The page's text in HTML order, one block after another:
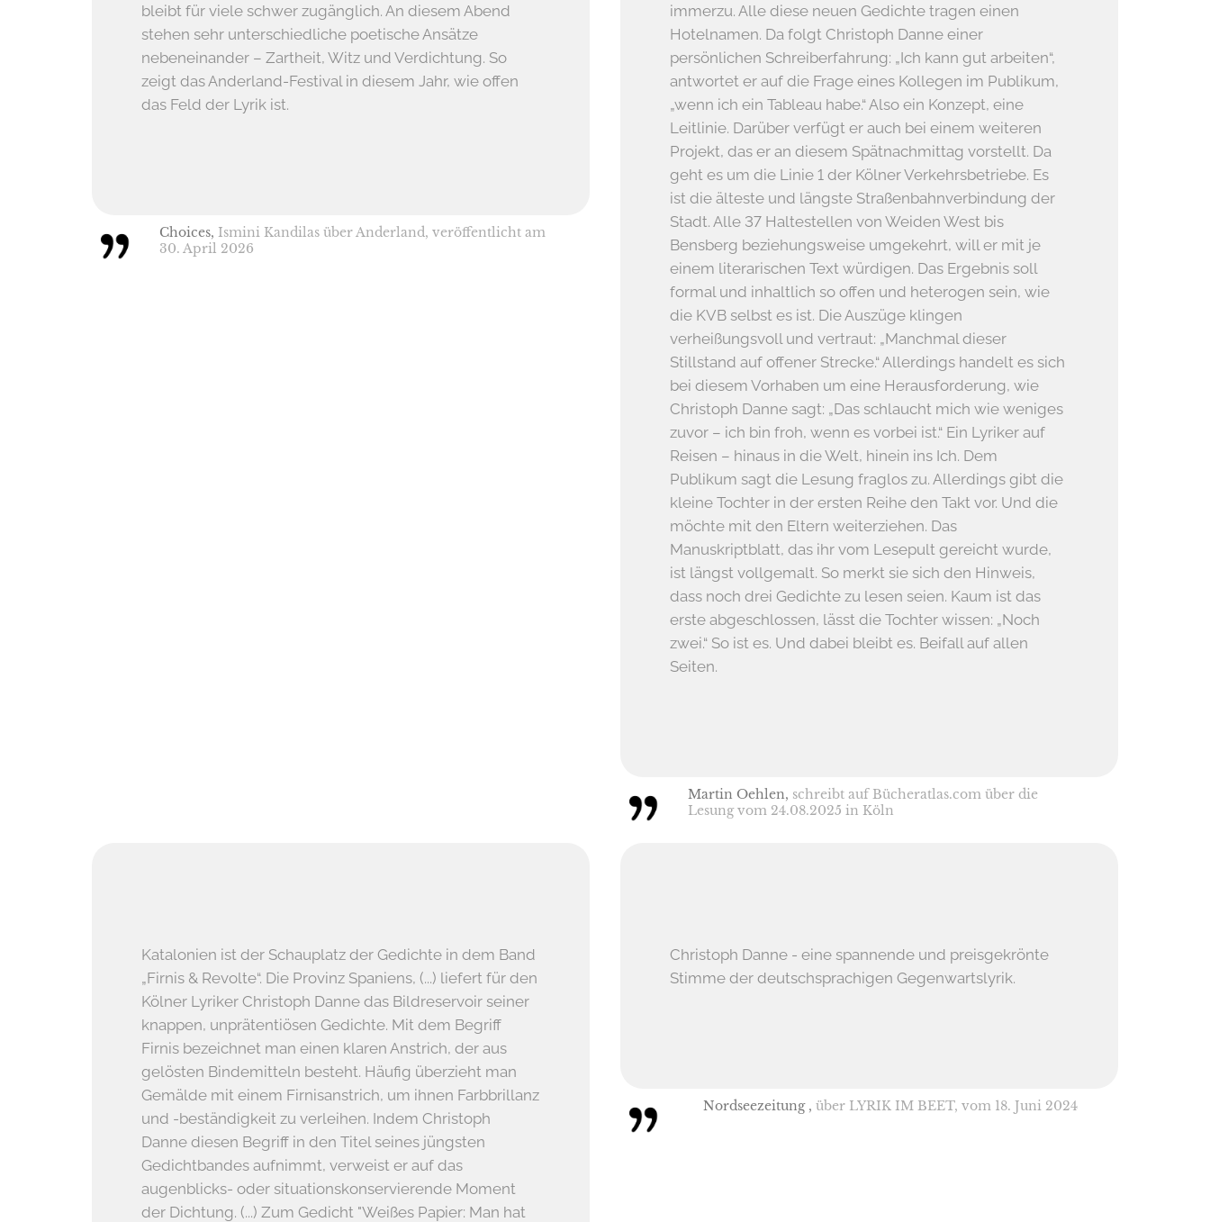
bleibt für viele schwer zugänglich. An diesem Abend
stehen sehr unterschiedliche poetische Ansätze
nebeneinander – Zartheit, Witz und Verdichtung. So
zeigt das Anderland-Festival in diesem Jahr, wie offen
das Feld der Lyrik ist.
Choices, Ismini Kandilas über Anderland, veröffentlicht am
30. April 2026
immerzu. Alle diese neuen Gedichte tragen einen
Hotelnamen. Da folgt Christoph Danne einer
persönlichen Schreiberfahrung: „Ich kann gut arbeiten“,
antwortet er auf die Frage eines Kollegen im Publikum,
„wenn ich ein Tableau habe.“ Also ein Konzept, eine
Leitlinie. Darüber verfügt er auch bei einem weiteren
Projekt, das er an diesem Spätnachmittag vorstellt. Da
geht es um die Linie 1 der Kölner Verkehrsbetriebe. Es
ist die älteste und längste Straßenbahnverbindung der
Stadt. Alle 37 Haltestellen von Weiden West bis
Bensberg beziehungsweise umgekehrt, will er mit je
einem literarischen Text würdigen. Das Ergebnis soll
formal und inhaltlich so offen und heterogen sein, wie
die KVB selbst es ist. Die Auszüge klingen
verheißungsvoll und vertraut: „Manchmal dieser
Stillstand auf offener Strecke.“ Allerdings handelt es sich
bei diesem Vorhaben um eine Herausforderung, wie
Christoph Danne sagt: „Das schlaucht mich wie weniges
zuvor – ich bin froh, wenn es vorbei ist.“ Ein Lyriker auf
Reisen – hinaus in die Welt, hinein ins Ich. Dem
Publikum sagt die Lesung fraglos zu. Allerdings gibt die
kleine Tochter in der ersten Reihe den Takt vor. Und die
möchte mit den Eltern weiterziehen. Das
Manuskriptblatt, das ihr vom Lesepult gereicht wurde,
ist längst vollgemalt. So merkt sie sich den Hinweis,
dass noch drei Gedichte zu lesen seien. Kaum ist das
erste abgeschlossen, lässt die Tochter wissen: „Noch
zwei.“ So ist es. Und dabei bleibt es. Beifall auf allen
Seiten.
Martin Oehlen, schreibt auf Bücheratlas.com über die
Lesung vom 24.08.2025 in Köln
Katalonien ist der Schauplatz der Gedichte in dem Band
„Firnis & Revolte“. Die Provinz Spaniens, (...) liefert für den
Kölner Lyriker Christoph Danne das Bildreservoir seiner
knappen, unprätentiösen Gedichte. Mit dem Begriff
Firnis bezeichnet man einen klaren Anstrich, der aus
gelösten Bindemitteln besteht. Häufig überzieht man
Gemälde mit einem Firnisanstrich, um ihnen Farbbrillanz
und -beständigkeit zu verleihen. Indem Christoph
Danne diesen Begriff in den Titel seines jüngsten
Gedichtbandes aufnimmt, verweist er auf das
augenblicks- oder situationskonservierende Moment
der Dichtung. (...) Zum Gedicht "Weißes Papier: Man hat
Christoph Danne - eine spannende und preisgekrönte
Stimme der deutschsprachigen Gegenwartslyrik.
Nordseezeitung , über LYRIK IM BEET, vom 18. Juni 2024